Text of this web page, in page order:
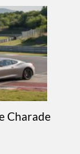
Charade